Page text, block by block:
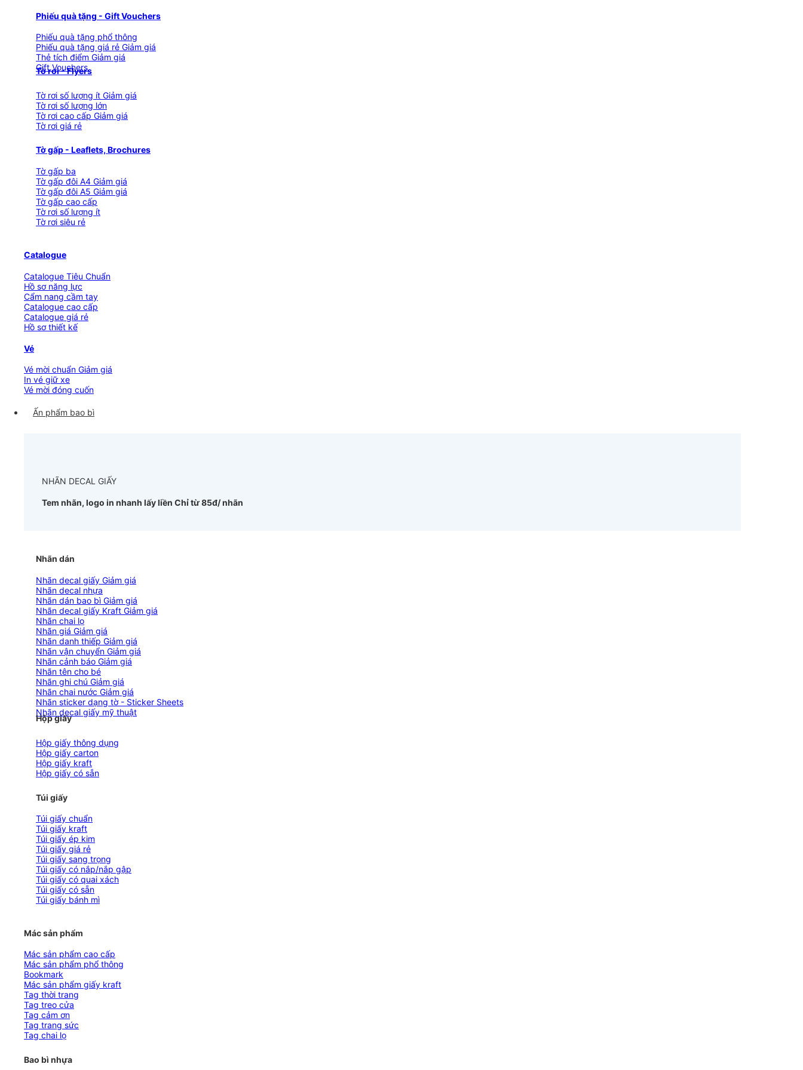
Phiếu quà tặng - Gift Vouchers
Phiếu quà tặng phổ thông
Phiếu quà tặng giá rẻ
Thẻ tích điểm
Gift Vouchers
Tờ rơi - Flyers
Tờ rơi số lượng ít
Tờ rơi số lượng lớn
Tờ rơi cao cấp
Tờ rơi giá rẻ
Tờ gấp - Leaflets, Brochures
Tờ gấp ba
Tờ gấp đôi A4
Tờ gấp đôi A5
Tờ gấp cao cấp
Tờ rơi số lượng ít
Tờ rơi siêu rẻ
Catalogue
Catalogue Tiêu Chuẩn
Hồ sơ năng lực
Cẩm nang cầm tay
Catalogue cao cấp
Catalogue giá rẻ
Hồ sơ thiết kế
Vé
Vé mời chuẩn
In vé giữ xe
Vé mời đóng cuốn
Ấn phẩm bao bì
NHÃN DECAL GIẤY
Tem nhãn, logo in nhanh lấy liền Chỉ từ 85đ/ nhãn
Nhãn dán
Nhãn decal giấy
Nhãn decal nhựa
Nhãn dán bao bì
Nhãn decal giấy Kraft
Nhãn chai lọ
Nhãn giá
Nhãn danh thiếp
Nhãn vận chuyển
Nhãn cảnh báo
Nhãn tên cho bé
Nhãn ghi chú
Nhãn chai nước
Nhãn sticker dạng tờ - Sticker Sheets
Nhãn decal giấy mỹ thuật
Hộp giấy
Hộp giấy thông dụng
Hộp giấy carton
Hộp giấy kraft
Hộp giấy có sẵn
Túi giấy
Túi giấy chuẩn
Túi giấy kraft
Túi giấy ép kim
Túi giấy giá rẻ
Túi giấy sang trọng
Túi giấy có nắp/nắp gập
Túi giấy có quai xách
Túi giấy có sẵn
Túi giấy bánh mì
Mác sản phẩm
Mác sản phẩm cao cấp
Mác sản phẩm phổ thông
Bookmark
Mác sản phẩm giấy kraft
Tag thời trang
Tag treo cửa
Tag cảm ơn
Tag trang sức
Tag chai lọ
Bao bì nhựa